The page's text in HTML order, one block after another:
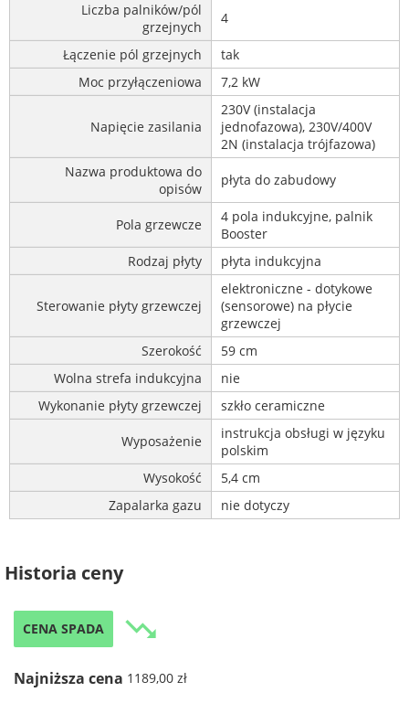
Liczba palników/pól
grzejnych
4
Łączenie pól grzejnych
tak
Moc przyłączeniowa
7,2 kW
Napięcie zasilania
230V (instalacja
jednofazowa), 230V/400V
2N (instalacja trójfazowa)
Nazwa produktowa do
opisów
płyta do zabudowy
Pola grzewcze
4 pola indukcyjne, palnik
Booster
Rodzaj płyty
płyta indukcyjna
Sterowanie płyty grzewczej
elektroniczne - dotykowe
(sensorowe) na płycie
grzewczej
Szerokość
59 cm
Wolna strefa indukcyjna
nie
Wykonanie płyty grzewczej
szkło ceramiczne
Wyposażenie
instrukcja obsługi w języku
polskim
Wysokość
5,4 cm
Zapalarka gazu
nie dotyczy
Historia ceny
CENA SPADA trending_down
Najniższa cena 1189,00 zł